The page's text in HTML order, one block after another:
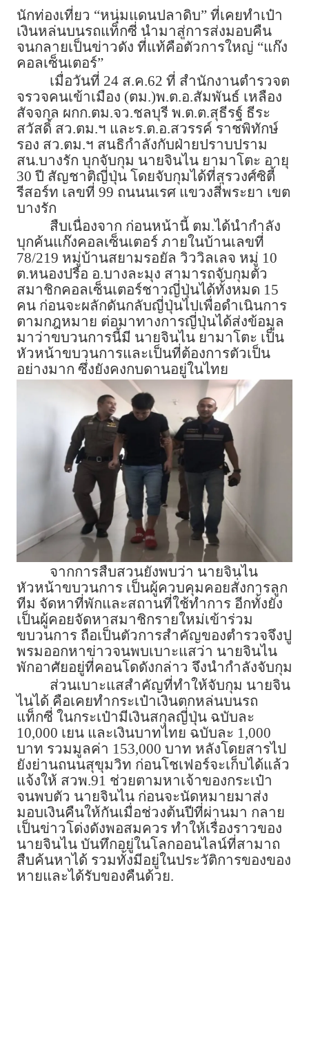
นักท่องเที่ยว “หนุ่มแดนปลาดิบ” ที่เคยทำเป๋า
เงินหล่นบนรถแท็กซี่ นำมาสู่การส่งมอบคืน
จนกลายเป็นข่าวดัง ที่แท้คือตัวการใหญ่ “แก๊ง
คอลเซ็นเตอร์”
เมื่อวันที่ 24 ส.ค.62 ที่ สำนักงานตำรวจต
จรวจคนเข้าเมือง (ตม.)พ.ต.อ.สัมพันธ์ เหลือง
สัจจกุล ผกก.ตม.จว.ชลบุรี พ.ต.ต.สุธีรฐ์ ธีระ
สวัสดิ์ สว.ตม.ฯ และร.ต.อ.สวรรค์ ราชพิทักษ์
รอง สว.ตม.ฯ สนธิกำลังกับฝ่ายปราบปราม
สน.บางรัก บุกจับกุม นายจินไน ยามาโตะ อายุ
30 ปี สัญชาติญี่ปุ่น โดยจับกุมได้ที่สุรวงศ์ซิตี้
รีสอร์ท เลขที่ 99 ถนนนเรศ แขวงสี่พระยา เขต
บางรัก
สืบเนื่องจาก ก่อนหน้านี้ ตม.ได้นำกำลัง
บุกค้นแก๊งคอลเซ็นเตอร์ ภายในบ้านเลขที่
78/219 หมู่บ้านสยามรอยัล วิววิลเลจ หมู่ 10
ต.หนองปรือ อ.บางละมุง สามารถจับกุมตัว
สมาชิกคอลเซ็นเตอร์ชาวญี่ปุ่นได้ทั้งหมด 15
คน ก่อนจะผลักดันกลับญี่ปุ่นไปเพื่อดำเนินการ
ตามกฎหมาย ต่อมาทางการญี่ปุ่นได้ส่งข้อมูล
มาว่าขบวนการนี้มี นายจินไน ยามาโตะ เป็น
หัวหน้าขบวนการและเป็นที่ต้องการตัวเป็น
อย่างมาก ซึ่งยังคงกบดานอยู่ในไทย
จากการสืบสวนยังพบว่า นายจินไน
หัวหน้าขบวนการ เป็นผู้ควบคุมคอยสั่งการลูก
ทีม จัดหาที่พักและสถานที่ใช้ทำการ อีกทั้งยัง
เป็นผู้คอยจัดหาสมาชิกรายใหม่เข้าร่วม
ขบวนการ ถือเป็นตัวการสำคัญของตำรวจจึงปู
พรมออกหาข่าวจนพบเบาะแสว่า นายจินไน
พักอาศัยอยู่ที่คอนโดดังกล่าว จึงนำกำลังจับกุม
ส่วนเบาะแสสำคัญที่ทำให้จับกุม นายจิน
ไนได้ คือเคยทำกระเป๋าเงินตกหล่นบนรถ
แท็กซี่ ในกระเป๋ามีเงินสกุลญี่ปุ่น ฉบับละ
10,000 เยน และเงินบาทไทย ฉบับละ 1,000
บาท รวมมูลค่า 153,000 บาท หลังโดยสารไป
ยังย่านถนนสุขุมวิท ก่อนโชเฟอร์จะเก็บได้แล้ว
แจ้งให้ สวพ.91 ช่วยตามหาเจ้าของกระเป๋า
จนพบตัว นายจินไน ก่อนจะนัดหมายมาส่ง
มอบเงินคืนให้กันเมื่อช่วงต้นปีที่ผ่านมา กลาย
เป็นข่าวโด่งดังพอสมควร ทำให้เรื่องราวของ
นายจินไน บันทึกอยู่ในโลกออนไลน์ที่สามาถ
สืบค้นหาได้ รวมทั้งมีอยู่ในประวัติการของของ
หายและได้รับของคืนด้วย.